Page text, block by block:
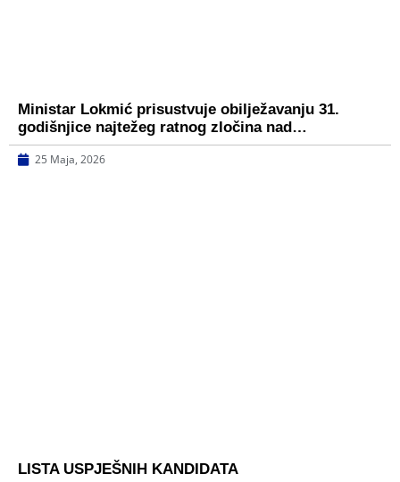
Ministar Lokmić prisustvuje obilježavanju 31.
godišnjice najtežeg ratnog zločina nad…
25 Maja, 2026
LISTA USPJEŠNIH KANDIDATA